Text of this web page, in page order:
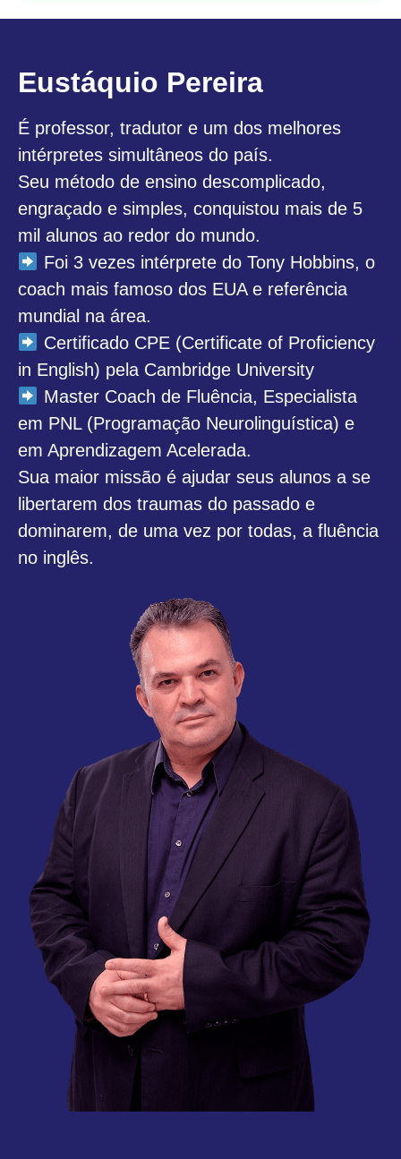
Eustáquio Pereira
É professor, tradutor e um dos melhores
intérpretes simultâneos do país.
Seu método de ensino descomplicado,
engraçado e simples, conquistou mais de 5
mil alunos ao redor do mundo.
Foi 3 vezes intérprete do Tony Hobbins, o
coach mais famoso dos EUA e referência
mundial na área.
Certificado CPE (Certificate of Proficiency
in English) pela Cambridge University
Master Coach de Fluência, Especialista
em PNL (Programação Neurolinguística) e
em Aprendizagem Acelerada.
Sua maior missão é ajudar seus alunos a se
libertarem dos traumas do passado e
dominarem, de uma vez por todas, a fluência
no inglês.